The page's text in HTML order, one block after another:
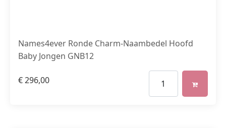
Names4ever Ronde Charm-Naambedel Hoofd
Baby Jongen GNB12
€296,00